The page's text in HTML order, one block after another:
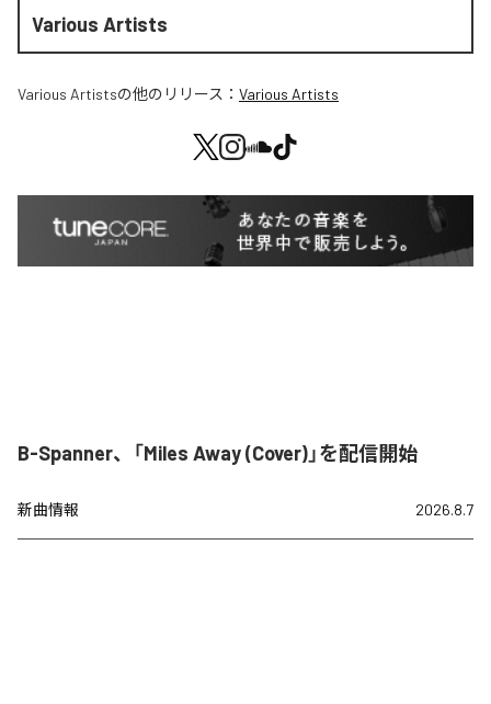
Various Artists
Various Artistsの他のリリース： Various Artists
B-Spanner、「Miles Away (Cover)」を配信開始
新曲情報 2026.8.7